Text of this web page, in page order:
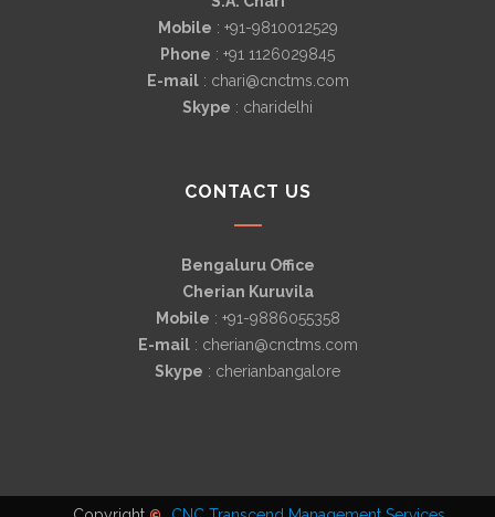
Mobile : +91-9810012529
Phone : +91 1126029845
E-mail: chari@cnctms.com
Skype : charidelhi
CONTACT US
Bengaluru Office
Cherian Kuruvila
Mobile : +91-9886055358
E-mail: cherian@cnctms.com
Skype : cherianbangalore